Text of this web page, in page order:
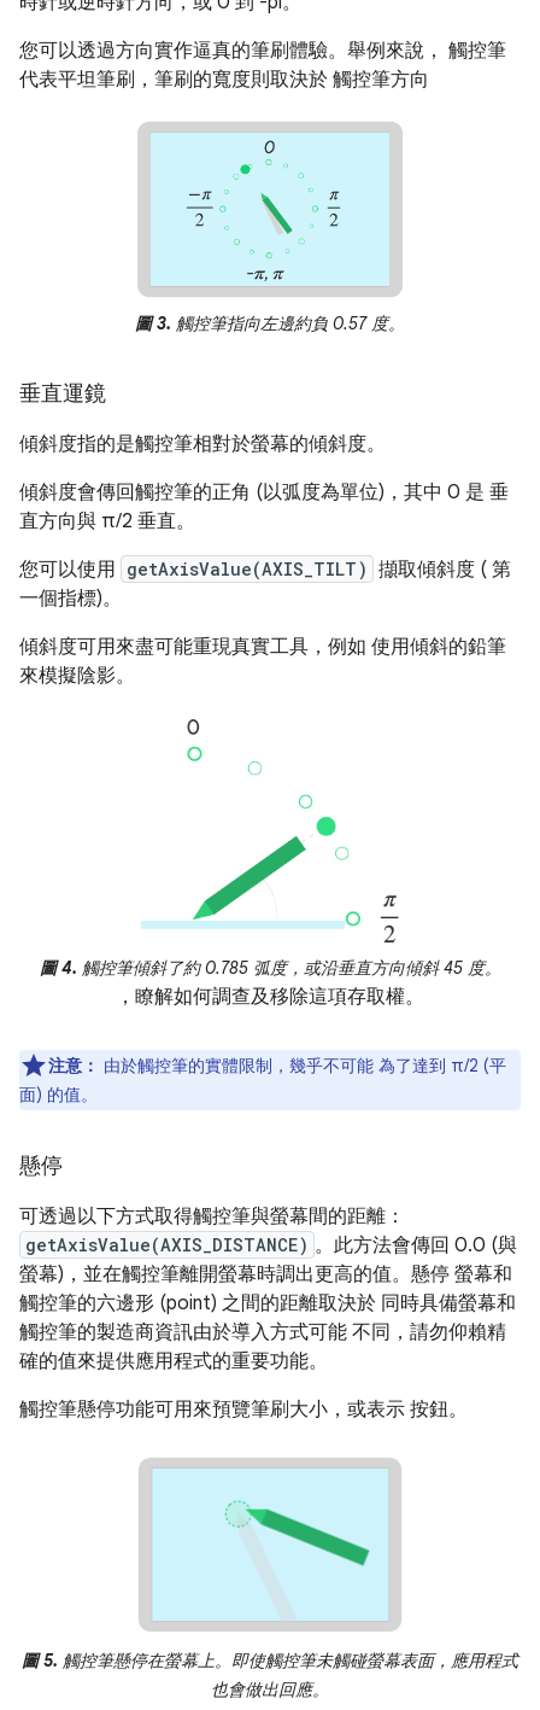
您可以透過方向實作逼真的筆刷體驗。舉例來說， 觸控筆
代表平坦筆刷，筆刷的寬度則取決於 觸控筆方向
圖 3. 觸控筆指向左邊約負 0.57 度。
垂直運鏡
傾斜度指的是觸控筆相對於螢幕的傾斜度。
傾斜度會傳回觸控筆的正角 (以弧度為單位)，其中 0 是 垂
直方向與 π/2 垂直。
您可以使用 getAxisValue(AXIS_TILT) 擷取傾斜度 ( 第
一個指標)。
傾斜度可用來盡可能重現真實工具，例如 使用傾斜的鉛筆
來模擬陰影。
圖 4. 觸控筆傾斜了約 0.785 弧度，或沿垂直方向傾斜 45 度。
，瞭解如何調查及移除這項存取權。
注意： 由於觸控筆的實體限制，幾乎不可能 為了達到 π/2 (平
面) 的值。
懸停
可透過以下方式取得觸控筆與螢幕間的距離：
getAxisValue(AXIS_DISTANCE) 。此方法會傳回 0.0 (與
螢幕)，並在觸控筆離開螢幕時調出更高的值。懸停 螢幕和
觸控筆的六邊形 (point) 之間的距離取決於 同時具備螢幕和
觸控筆的製造商資訊由於導入方式可能 不同，請勿仰賴精
確的值來提供應用程式的重要功能。
觸控筆懸停功能可用來預覽筆刷大小，或表示 按鈕。
圖 5. 觸控筆懸停在螢幕上。即使觸控筆未觸碰螢幕表面，應用程式
也會做出回應。